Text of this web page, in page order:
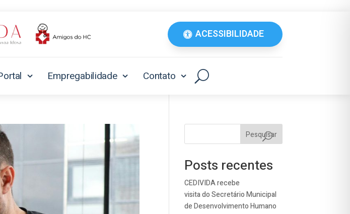
ACESSIBILIDADE
Empregabilidade Contato
Pesquisar
Posts recentes
CEDIVIDA recebe
visita do Secretário Municipal
de Desenvolvimento Humano